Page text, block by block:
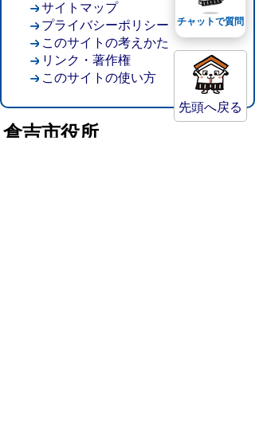
先頭へ戻る
サイトマップ
プライバシーポリシー
このサイトの考えかた
リンク・著作権
このサイトの使い方
倉吉市役所
チャットで質問